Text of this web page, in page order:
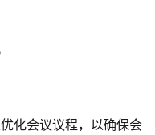
化会议议程，以确保会